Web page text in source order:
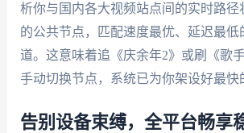
析你与国内各大视频站点间的实时路径
的公共节点，匹配速度最优、延迟最低
道。这意味着追《庆余年2》或刷《歌
手动切换节点，系统已为你架设好最快
告别设备束缚，全平台畅享